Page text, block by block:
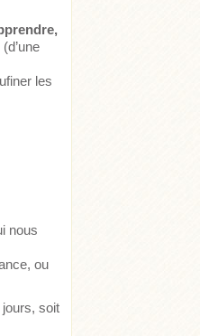
(d’une
les
nous
ou
soit